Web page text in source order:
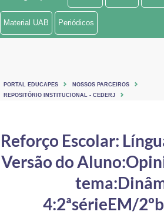
Ministério de Minas e Energia
Ministério do Turismo
Controladoria-Geral da União
Ministério da Mulher, da Família e dos Direitos
Secretaria-Geral
Material UAB Periódicos
PORTAL EDUCAPES
NOSSOS PARCEIROS
REPOSITÓRIO INSTITUCIONAL - CEDERJ
Reforço Escolar:
Versão do
4:2ªsérieEM/